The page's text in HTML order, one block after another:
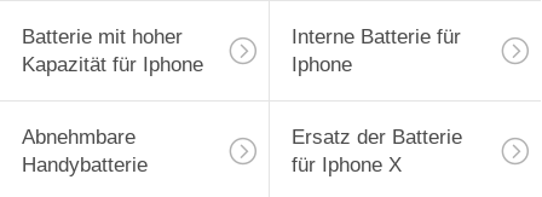
Batterie mit hoher
Kapazität für Iphone
Interne Batterie für
Iphone
Abnehmbare
Handybatterie
Ersatz der Batterie
für Iphone X